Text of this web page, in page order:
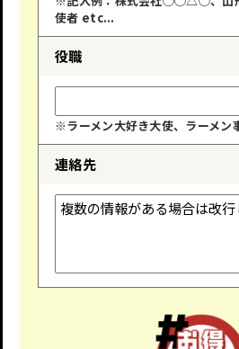
使者 etc...
役職
※ラーメン大好き大使、ラーメ
連絡先